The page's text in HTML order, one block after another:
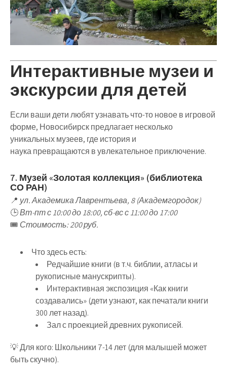
Интерактивные музеи и
экскурсии для детей
Если ваши детилюбят узнавать что-то новое в игровой
форме, Новосибирск предлагаетнесколько
уникальных музеев, где история и
наукапревращаются в увлекательное приключение.
7. Музей «Золотая коллекция» (библиотека
СО РАН)
📍 ул. Академика Лаврентьева, 8 (Академгородок)
🕒Вт-пт с 10:00 до 18:00, сб-вс с 11:00 до 17:00
🎟 Стоимость: 200 руб.
Что здесь есть:
Редчайшие книги (в т.ч. библии, атласы и
рукописные манускрипты).
Интерактивная экспозиция «Как книги
создавались»(дети узнают, как печатали книги
300 лет назад).
Зал с проекцией древних рукописей.
💡Для кого: Школьники 7-14 лет(для малышей может
быть скучно).